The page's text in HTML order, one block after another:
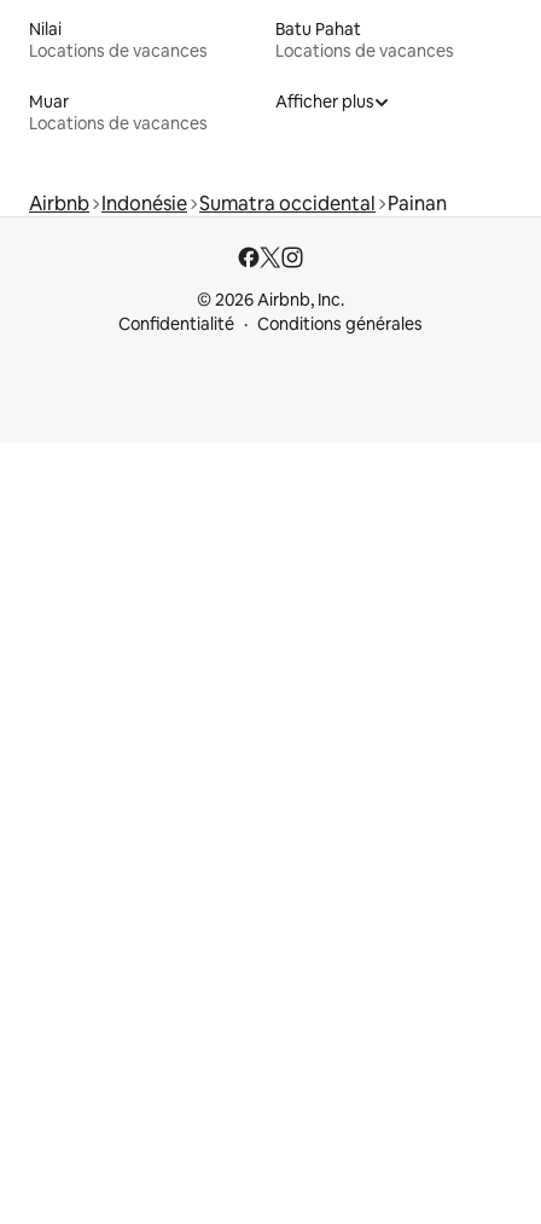
Nilai
Locations de vacances
Batu Pahat
Locations de vacances
Muar
Locations de vacances
Afficher plus
Airbnb Indonésie Sumatra occidental Painan
© 2026 Airbnb, Inc.
Confidentialité
Conditions générales